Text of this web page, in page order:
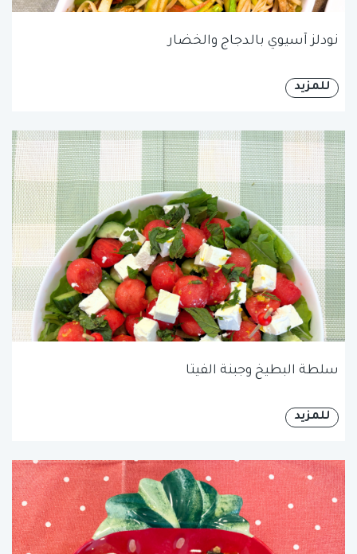
نودلز آسيوي بالدجاج والخضار
للمزيد
سلطة البطيخ وجبنة الفيتا
للمزيد